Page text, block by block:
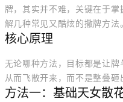
牌，其实并不难，关键在于
解几种常见又酷炫的撒牌方法
核心原理
无论哪种方法，目标都是让牌
从而飞散开来，而不是整叠砸
方法一：基础天女散